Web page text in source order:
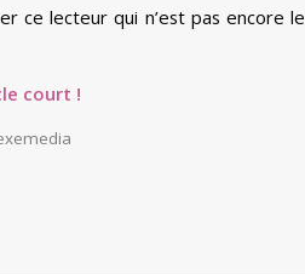
ce lecteur qui n’est pas encore le
court !